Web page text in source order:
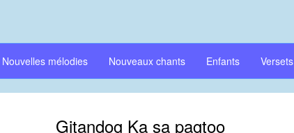
Nouvelles mélodies Nouveaux chants Enfants Versets
Gitandog Ka sa pagtoo